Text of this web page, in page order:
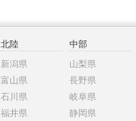
北陸
新潟県
富山県
石川県
福井県
中部
山梨県
長野県
岐阜県
静岡県